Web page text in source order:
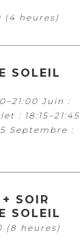
(4 heures)
SOLEIL
Juin :
: 18:15–21:45
Septembre :
SOIR
SOLEIL
(8 heures)